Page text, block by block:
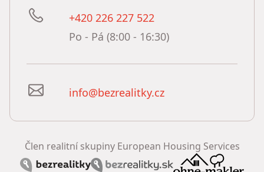
+420 226 227 522
Po - Pá (8:00 - 16:30)
info@bezrealitky.cz
Člen realitní skupiny European Housing Services